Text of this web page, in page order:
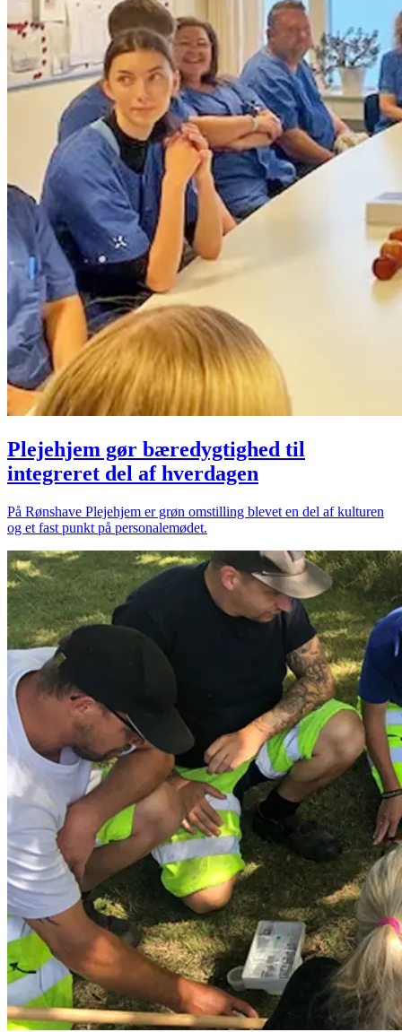
Plejehjem gør bæredygtighed til
integreret del af hverdagen
På Rønshave Plejehjem er grøn omstilling blevet en del af kulturen
og et fast punkt på personalemødet.